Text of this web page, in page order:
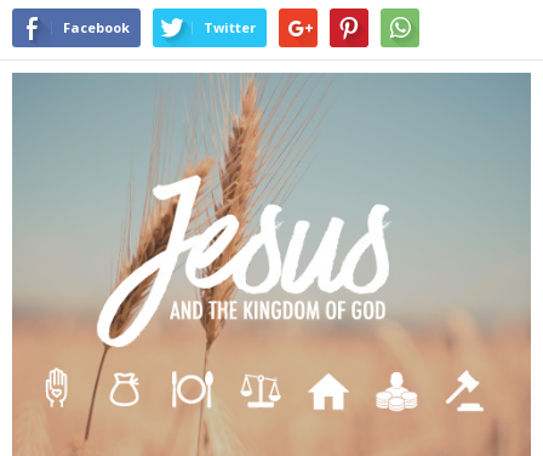
Facebook Twitter